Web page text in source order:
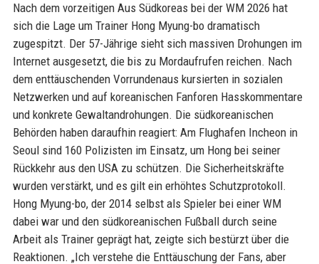
Nach dem vorzeitigen Aus Südkoreas bei der WM 2026 hat
sich die Lage um Trainer Hong Myung-bo dramatisch
zugespitzt. Der 57-Jährige sieht sich massiven Drohungen im
Internet ausgesetzt, die bis zu Mordaufrufen reichen. Nach
dem enttäuschenden Vorrundenaus kursierten in sozialen
Netzwerken und auf koreanischen Fanforen Hasskommentare
und konkrete Gewaltandrohungen. Die südkoreanischen
Behörden haben daraufhin reagiert: Am Flughafen Incheon in
Seoul sind 160 Polizisten im Einsatz, um Hong bei seiner
Rückkehr aus den USA zu schützen. Die Sicherheitskräfte
wurden verstärkt, und es gilt ein erhöhtes Schutzprotokoll.
Hong Myung-bo, der 2014 selbst als Spieler bei einer WM
dabei war und den südkoreanischen Fußball durch seine
Arbeit als Trainer geprägt hat, zeigte sich bestürzt über die
Reaktionen. „Ich verstehe die Enttäuschung der Fans, aber